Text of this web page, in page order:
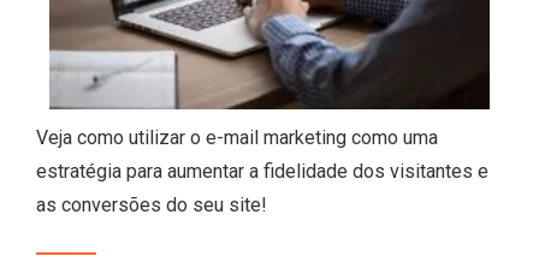
Veja como utilizar o e-mail marketing como uma
estratégia para aumentar a fidelidade dos visitantes e
as conversões do seu site!